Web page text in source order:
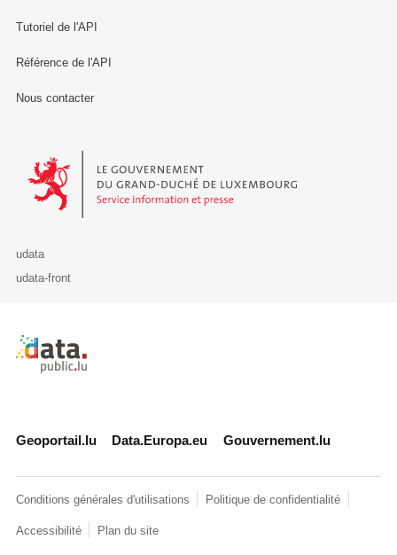
Tutoriel de l'API
Référence de l'API
Nous contacter
Le Gouvernement du Grand-Duché de Luxembourg - Service
udata
udata-front
Retour à l'accueil de data.public.lu
Geoportail.lu Data.Europa.eu Gouvernement.lu
Conditions générales d'utilisations Politique de confidentialité
Accessibilité Plan du site